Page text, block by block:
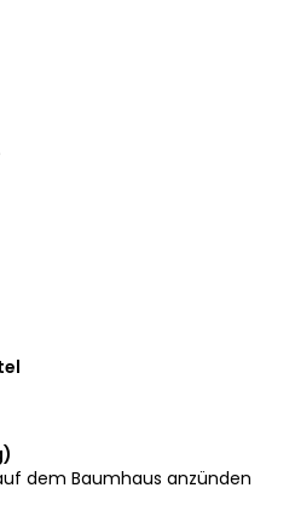
dem Baumhaus anzünden